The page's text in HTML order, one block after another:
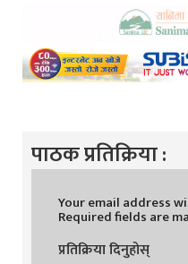
पाठक प्रतिक्रिया :
Your email address
Required fields are
प्रतिक्रिया दिनुहोस्